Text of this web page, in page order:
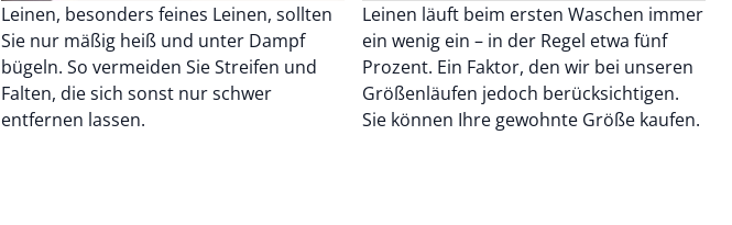
Leinen, besonders feines Leinen, sollten
Sie nur mäßig heiß und unter Dampf
bügeln. So vermeiden Sie Streifen und
Falten, die sich sonst nur schwer
entfernen lassen.
Leinen läuft beim ersten Waschen immer
ein wenig ein – in der Regel etwa fünf
Prozent. Ein Faktor, den wir bei unseren
Größenläufen jedoch berücksichtigen.
Sie können Ihre gewohnte Größe kaufen.